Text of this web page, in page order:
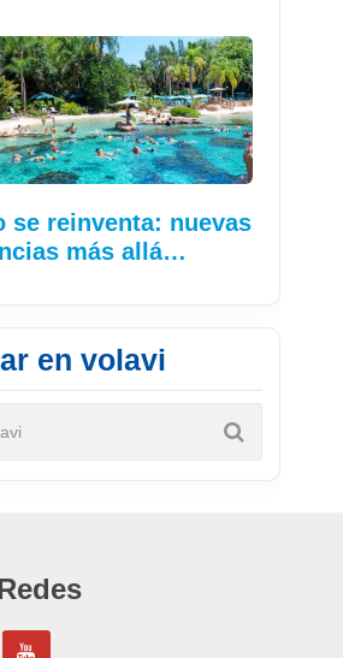
se reinventa: nuevas
más allá…
en volavi